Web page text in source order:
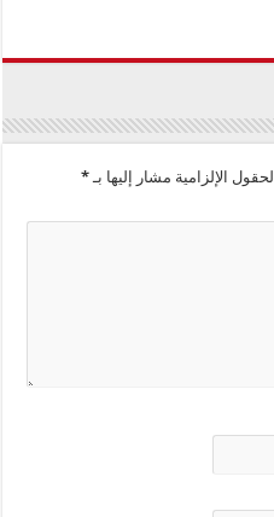
الحقول الإلزامية مشار إليها بـ*